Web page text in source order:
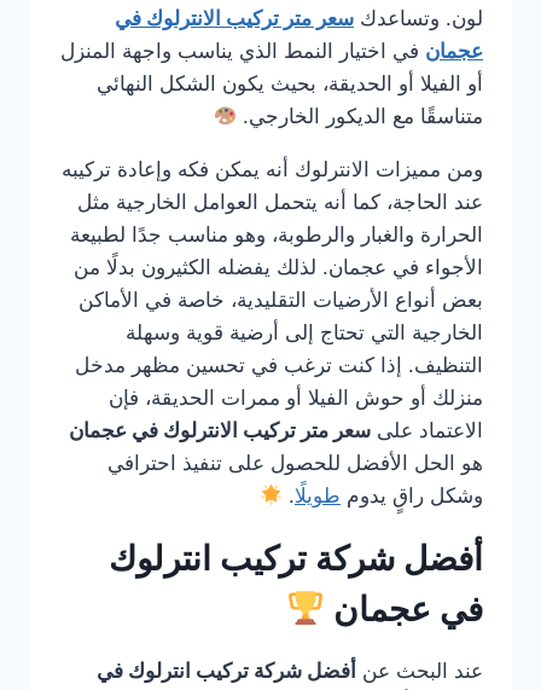
لون. وتساعدك سعر متر تركيب الانترلوك في
عجمان في اختيار النمط الذي يناسب واجهة المنزل
أو الفيلا أو الحديقة، بحيث يكون الشكل النهائي
متناسقًا مع الديكور الخارجي.
ومن مميزات الانترلوك أنه يمكن فكه وإعادة تركيبه
عند الحاجة، كما أنه يتحمل العوامل الخارجية مثل
الحرارة والغبار والرطوبة، وهو مناسب جدًا لطبيعة
الأجواء في عجمان. لذلك يفضله الكثيرون بدلًا من
بعض أنواع الأرضيات التقليدية، خاصة في الأماكن
الخارجية التي تحتاج إلى أرضية قوية وسهلة
التنظيف. إذا كنت ترغب في تحسين مظهر مدخل
منزلك أو حوش الفيلا أو ممرات الحديقة، فإن
الاعتماد على سعر متر تركيب الانترلوك في عجمان
هو الحل الأفضل للحصول على تنفيذ احترافي
وشكل راقٍ يدوم طويلًا.
أفضل شركة تركيب انترلوك
في عجمان
عند البحث عن أفضل شركة تركيب انترلوك في